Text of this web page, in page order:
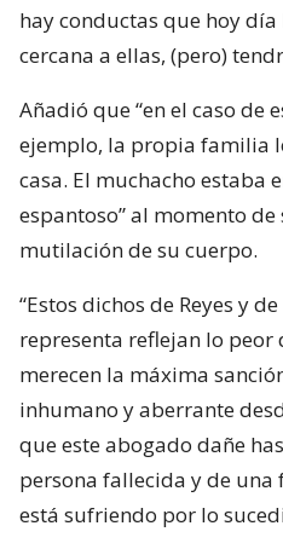
hay conductas que hoy
cercana a ellas, (pero)
Añadió que “en el caso de
ejemplo, la propia familia
casa. El muchacho estaba
espantoso” al momento
mutilación de su cuerpo.
“Estos dichos de Reyes y
representa reflejan lo peor
merecen la máxima
inhumano y aberrante
que este abogado dañe
persona fallecida y de
está sufriendo por lo